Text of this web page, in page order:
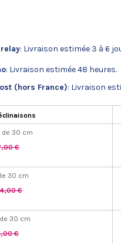
: Livraison estimée 3 à 6
: Livraison estimée 48 heures.
(hors France): Livraison
de 30 cm
€
30 cm
€
30 cm
€